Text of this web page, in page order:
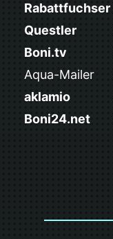
Rabattfuchser
Questler
Boni.tv
Aqua-Mailer
aklamio
Boni24.net